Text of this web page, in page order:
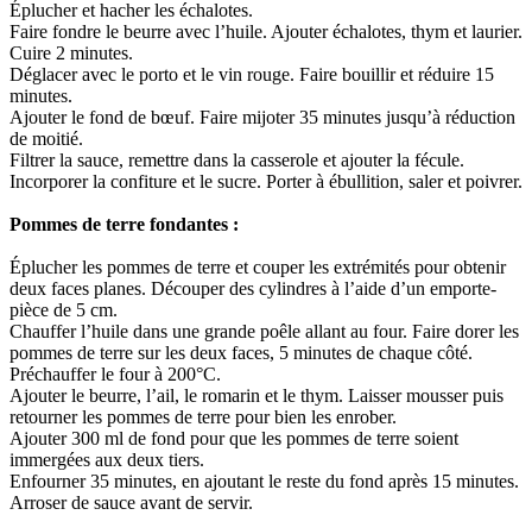
Éplucher et hacher les échalotes.
Faire fondre le beurre avec l’huile. Ajouter échalotes, thym et laurier.
Cuire 2 minutes.
Déglacer avec le porto et le vin rouge. Faire bouillir et réduire 15
minutes.
Ajouter le fond de bœuf. Faire mijoter 35 minutes jusqu’à réduction
de moitié.
Filtrer la sauce, remettre dans la casserole et ajouter la fécule.
Incorporer la confiture et le sucre. Porter à ébullition, saler et poivrer.
Pommes de terre fondantes :
Éplucher les pommes de terre et couper les extrémités pour obtenir
deux faces planes. Découper des cylindres à l’aide d’un emporte-
pièce de 5 cm.
Chauffer l’huile dans une grande poêle allant au four. Faire dorer les
pommes de terre sur les deux faces, 5 minutes de chaque côté.
Préchauffer le four à 200°C.
Ajouter le beurre, l’ail, le romarin et le thym. Laisser mousser puis
retourner les pommes de terre pour bien les enrober.
Ajouter 300 ml de fond pour que les pommes de terre soient
immergées aux deux tiers.
Enfourner 35 minutes, en ajoutant le reste du fond après 15 minutes.
Arroser de sauce avant de servir.